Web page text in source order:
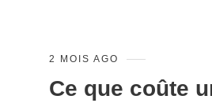
2 MOIS AGO
Ce que coûte